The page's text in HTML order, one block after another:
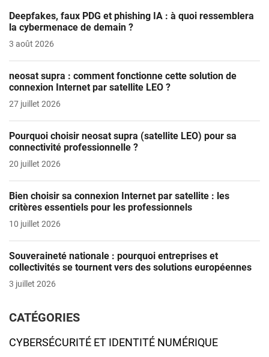
Deepfakes, faux PDG et phishing IA : à quoi ressemblera
la cybermenace de demain ?
3 août 2026
neosat supra : comment fonctionne cette solution de
connexion Internet par satellite LEO ?
27 juillet 2026
Pourquoi choisir neosat supra (satellite LEO) pour sa
connectivité professionnelle ?
20 juillet 2026
Bien choisir sa connexion Internet par satellite : les
critères essentiels pour les professionnels
10 juillet 2026
Souveraineté nationale : pourquoi entreprises et
collectivités se tournent vers des solutions européennes
3 juillet 2026
CATÉGORIES
CYBERSÉCURITÉ ET IDENTITÉ NUMÉRIQUE